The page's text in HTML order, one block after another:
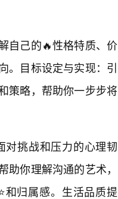
自己的🔥性格特质、价
。目标设定与实现：引
策略，帮助你一步步将
对挑战和压力的心理韧
你理解沟通的艺术，
和归属感。生活品质提